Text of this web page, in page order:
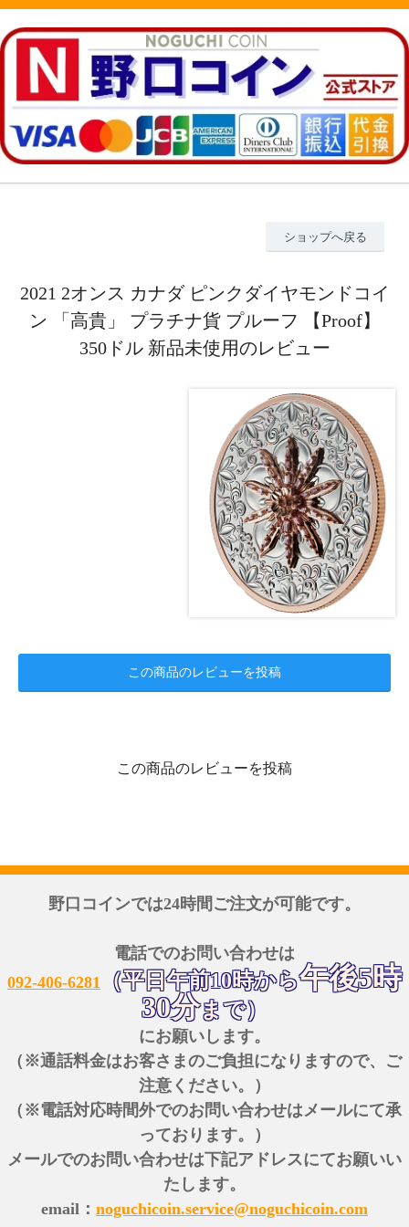
ショップへ戻る
2021 2オンス カナダ ピンクダイヤモンドコイ
ン 「高貴」 プラチナ貨 プルーフ 【Proof】
350ドル 新品未使用のレビュー
この商品のレビューを投稿
この商品のレビューを投稿
野口コインでは24時間ご注文が可能です。
電話でのお問い合わせは
092-406-6281
（平日午前10時から午後5時
30分まで）
にお願いします。
（※通話料金はお客さまのご負担になりますので、ご
注意ください。）
（※電話対応時間外でのお問い合わせはメールにて承
っております。）
メールでのお問い合わせは下記アドレスにてお願いい
たします。
email： noguchicoin.service@noguchicoin.com